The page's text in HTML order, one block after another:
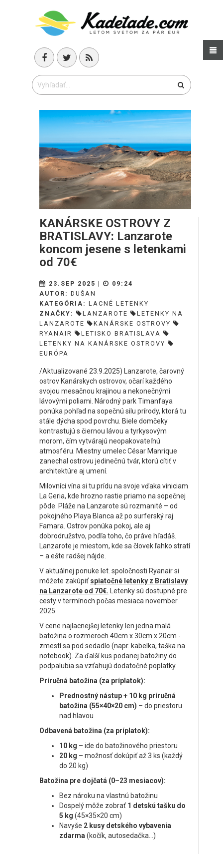
KANÁRSKE OSTROVY Z
BRATISLAVY: Lanzarote
koncom jesene s letenkami
od 70€
23.SEP 2025 |
09:24
AUTOR: DUŠAN
KATEGÓRIA: LACNÉ LETENKY
ZNAČKY:
LANZAROTE
LETENKY NA
LANZAROTE
KANÁRSKE OSTROVY
RYANAIR
LETISKO BRATISLAVA
LETENKY NA KANÁRSKE OSTROVY
EURÓPA
/Aktualizované 23.9.2025) Lanzarote, čarovný
ostrov Kanárskych ostrovov, očarí každého
svojou mesačnou krajinou a nekonečnými
lávovými poliami. Národný park Timanfaya
ponúka pohľad na sopečnú silu prírody, ktorá tu
stále dýcha spod povrchu. Biele domčeky
kontrastujú s čiernou lávou a tyrkysovým
morom, čím vytvárajú neopakovateľnú
atmosféru. Miestny umelec César Manrique
zanechal ostrovu jedinečnú tvár, ktorú cítiť v
architektúre aj umení.
Milovníci vína si tu prídu na svoje vďaka viniciam
La Geria, kde hrozno rastie priamo na sopečnej
pôde. Pláže na Lanzarote sú rozmanité – od
pokojného Playa Blanca až po surferský raj
Famara. Ostrov ponúka pokoj, ale aj
dobrodružstvo, podľa toho, čo práve hľadáš.
Lanzarote je miestom, kde sa človek ľahko stratí
– a ešte radšej nájde.
V aktuálnej ponuke let. spoločnosti Ryanair si
môžete zakúpiť spiatočné letenky z Bratislavy
na Lanzarote od 70€. Letenky sú dostupné pre
cesty v termínoch počas mesiaca november
2025.
V cene najlacnejšej letenky len jedna malá
batožina o rozmeroch 40cm x 30cm x 20cm -
zmestí sa pod sedadlo (napr. kabelka, taška na
notebook). Za ďalší kus podanej batožiny do
podpalubia sa vzťahujú dodatočné poplatky.
Príručná batožina (za príplatok):
Prednostný nástup + 10 kg príručná
batožina (55×40×20 cm) – do priestoru
nad hlavou
Odbavená batožina (za príplatok):
10 kg – ide do batožinového priestoru
20 kg – možnosť dokúpiť až 3 ks (každý
do 20 kg)
Batožina pre dojčatá (0–23 mesiacov):
Bez nároku na vlastnú batožinu
Dospelý môže zobrať 1 detskú tašku do
5 kg (45×35×20 cm)
Navyše 2 kusy detského vybavenia
zdarma(kočík, autosedačka...)